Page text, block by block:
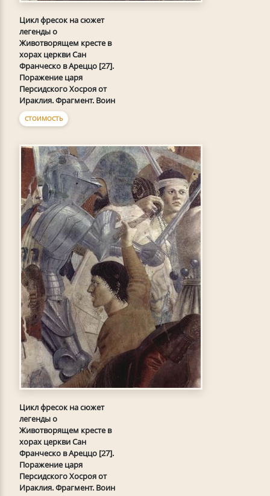
Цикл фресок на сюжет
легенды о
Животворящем кресте в
хорах церкви Сан
Франческо в Ареццо [27].
Поражение царя
Персидского Хосроя от
Ираклия. Фрагмент. Воин
СТОИМОСТЬ
Цикл фресок на сюжет
легенды о
Животворящем кресте в
хорах церкви Сан
Франческо в Ареццо [27].
Поражение царя
Персидского Хосроя от
Ираклия. Фрагмент. Воин